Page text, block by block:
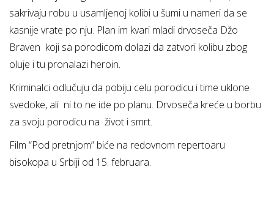
sakrivaju robu u usamljenoj kolibi u šumi u nameri da se
kasnije vrate po nju. Plan im kvari mladi drvoseča Džo
Braven koji sa porodicom dolazi da zatvori kolibu zbog
oluje i tu pronalazi heroin.
Kriminalci odlučuju da pobiju celu porodicu i time uklone
svedoke, ali ni to ne ide po planu. Drvoseča kreće u borbu
za svoju porodicu na život i smrt.
Film “Pod pretnjom” biće na redovnom repertoaru
bisokopa u Srbiji od 15. februara.